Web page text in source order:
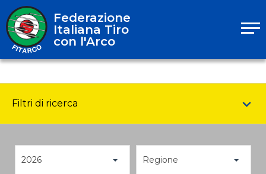
Federazione
Italiana Tiro
con l'Arco
Filtri di ricerca
2026 Regione